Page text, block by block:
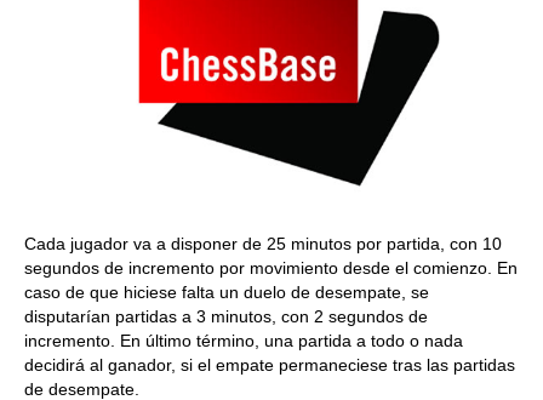
Cada jugador va a disponer de 25 minutos por partida, con 10
segundos de incremento por movimiento desde el comienzo. En
caso de que hiciese falta un duelo de desempate, se
disputarían partidas a 3 minutos, con 2 segundos de
incremento. En último término, una partida a todo o nada
decidirá al ganador, si el empate permaneciese tras las partidas
de desempate.